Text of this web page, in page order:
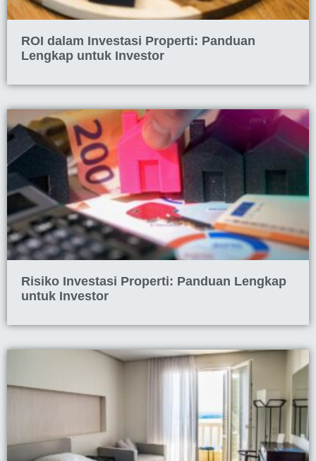
ROI dalam Investasi Properti: Panduan
Lengkap untuk Investor
Risiko Investasi Properti: Panduan Lengkap
untuk Investor